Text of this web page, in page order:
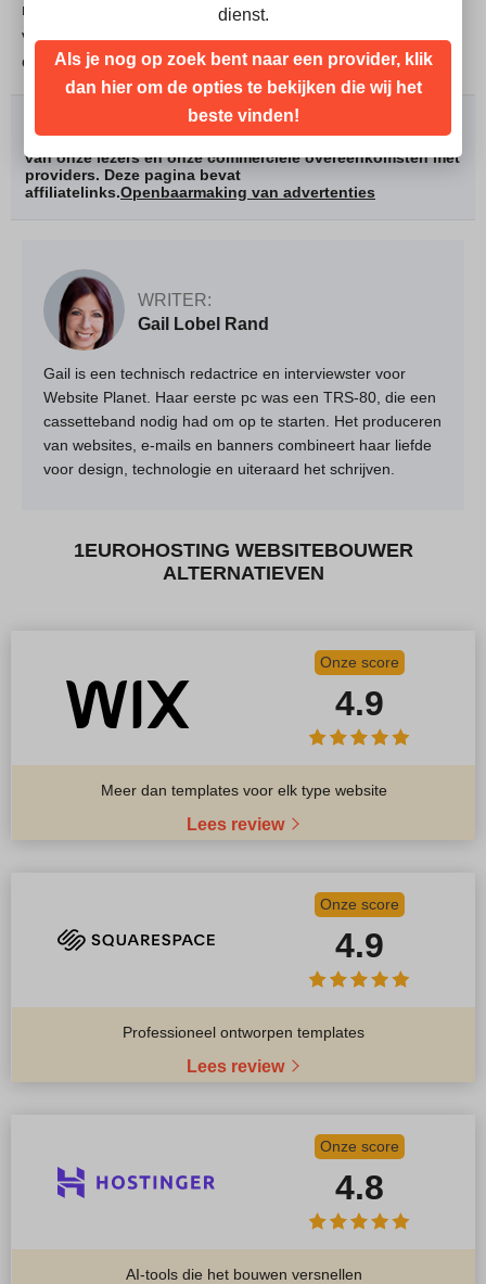
mogelijkheden voor ondersteuning. Je kunt de pagina met
veelgestelde vragen bekijken of contact met de klantenservice
opnemen.
We rangschikken providers op basis van grondige tests
en onderzoek, maar houden ook rekening met feedback
van onze lezers en onze commerciële overeenkomsten met
providers. Deze pagina bevat
affiliatelinks.Openbaarmaking van advertenties
WRITER:
Gail Lobel Rand
Gail is een technisch redactrice en interviewster voor
Website Planet. Haar eerste pc was een TRS-80, die een
cassetteband nodig had om op te starten. Het produceren
van websites, e-mails en banners combineert haar liefde
voor design, technologie en uiteraard het schrijven.
1EUROHOSTING WEBSITEBOUWER
ALTERNATIEVEN
Onze score
4.9
Meer dan templates voor elk type website
Lees review
Onze score
4.9
Professioneel ontworpen templates
Lees review
Onze score
4.8
AI-tools die het bouwen versnellen
dienst.
Als je nog op zoek bent naar een provider, klik
dan hier om de opties te bekijken die wij het
beste vinden!